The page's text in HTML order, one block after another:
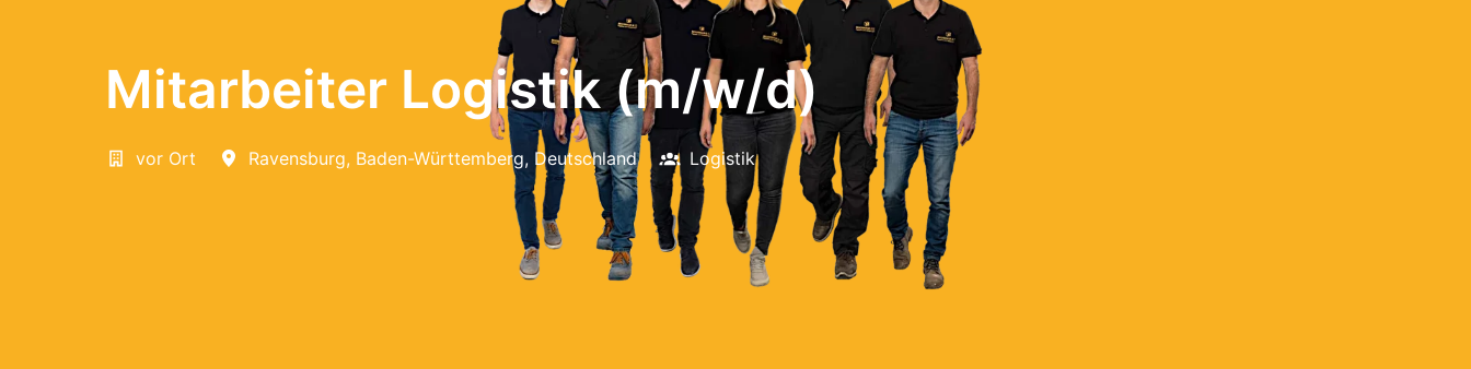
Mitarbeiter Logistik (m/w/d)
vor Ort Ravensburg, Baden-Württemberg, Deutschland Logistik